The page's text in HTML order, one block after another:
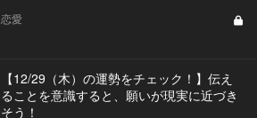
恋愛
【12/29（木）の運勢をチェック！】伝え
ることを意識すると、願いが現実に近づき
そう！